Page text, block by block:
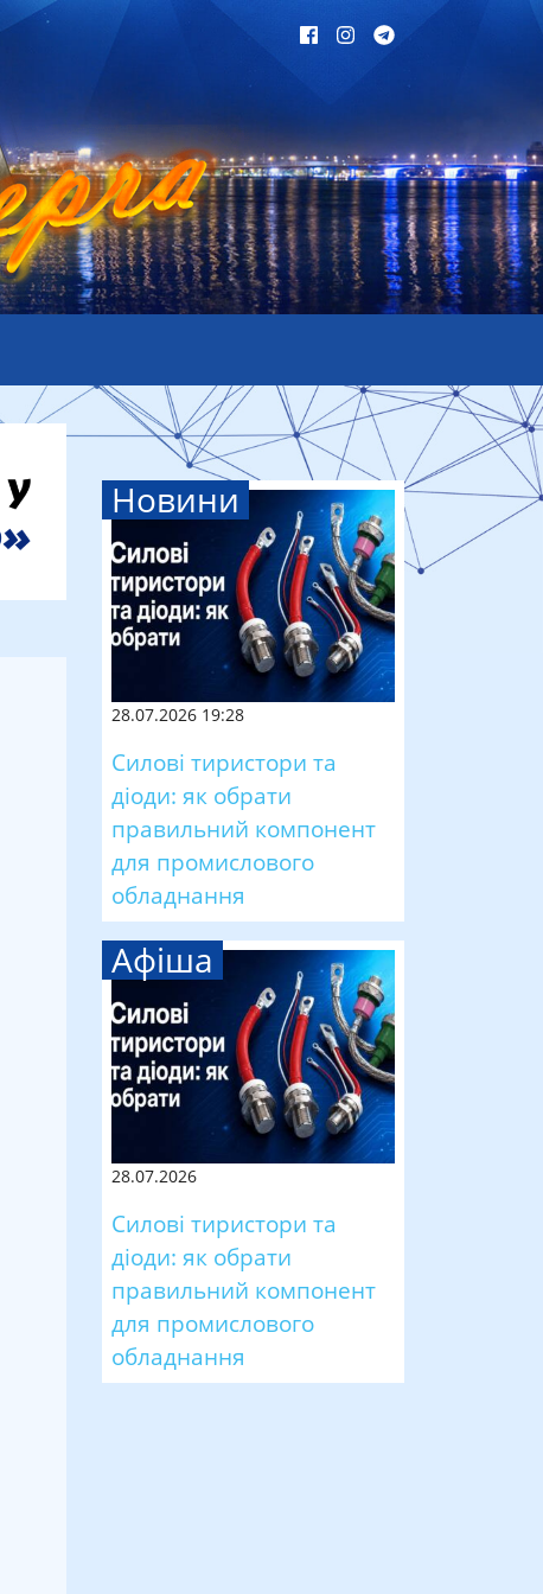
Новини
28.07.2026 19:28
Силові тиристори та
діоди: як обрати
правильний компонент
для промислового
обладнання
Афіша
28.07.2026
Силові тиристори та
діоди: як обрати
правильний компонент
для промислового
обладнання